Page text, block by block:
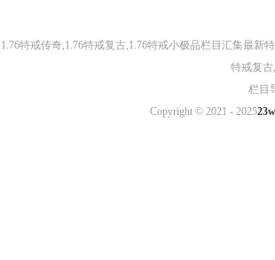
特戒传奇,1.76特戒复古,1.76特戒小极品栏目汇集最
特戒复
栏目
Copyright © 2021 - 2025